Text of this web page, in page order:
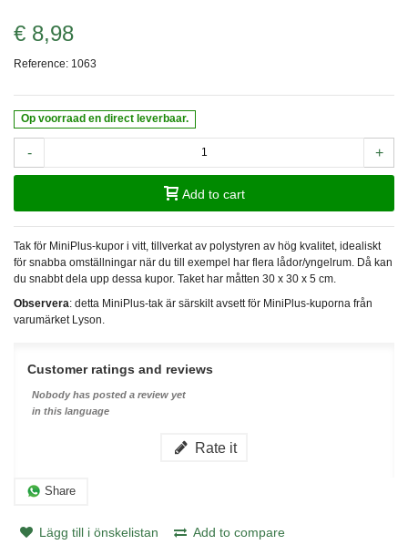
€ 8,98
Reference: 1063
Op voorraad en direct leverbaar.
- +
Add to cart
Tak för MiniPlus-kupor i vitt, tillverkat av polystyren av hög kvalitet, idealiskt
för snabba omställningar när du till exempel har flera lådor/yngelrum. Då kan
du snabbt dela upp dessa kupor. Taket har måtten 30 x 30 x 5 cm.
Observera: detta MiniPlus-tak är särskilt avsett för MiniPlus-kuporna från
varumärket Lyson.
Customer ratings and reviews
Nobody has posted a review yet
in this language
Rate it
Share
Lägg till i önskelistan
Add to compare